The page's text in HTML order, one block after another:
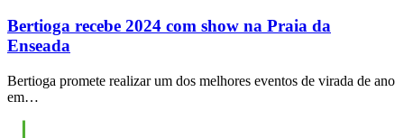
Bertioga recebe 2024 com show na Praia da
Enseada
Bertioga promete realizar um dos melhores eventos de virada de ano
em…